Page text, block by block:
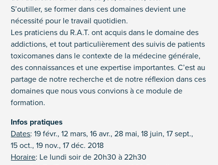
S’outiller, se former dans ces domaines devient une
nécessité pour le travail quotidien.
Les praticiens du R.A.T. ont acquis dans le domaine des
addictions, et tout particulièrement des suivis de patients
toxicomanes dans le contexte de la médecine générale,
des connaissances et une expertise importantes. C’est au
partage de notre recherche et de notre réflexion dans ces
domaines que nous vous convions à ce module de
formation.
Infos pratiques
Dates: 19 févr., 12 mars, 16 avr., 28 mai, 18 juin, 17 sept.,
15 oct., 19 nov., 17 déc. 2018
Horaire: Le lundi soir de 20h30 à 22h30